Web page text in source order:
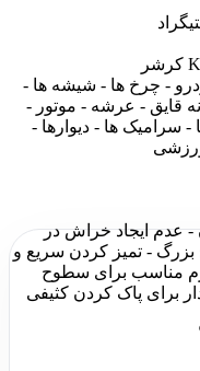
- چرخ ها - شیشه ها -
قایق - عرشه - موتور -
سرامیک ها - دیوارها -
عدم ایجاد خراش در
- تمیز کردن سریع و
مناسب برای سطوح
برای پاک کردن کثیفی